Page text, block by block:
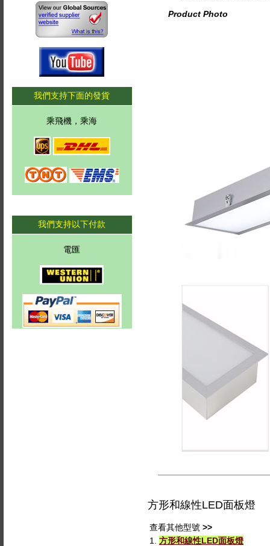
Product Photo
方形和線性LED面板燈
查看其他型號 >>
1. 方形和線性LED面板燈
我們支持下面的發貨
乘飛機，乘海
我們支持以下付款
電匯